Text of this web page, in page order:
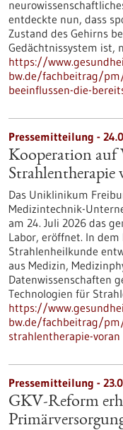
entdeckte nun, dass
Zustand des Gehirns
Gedächtnissystem ist,
https://
bw.de/fachbeitrag/
beeinflussen-die-
Pressemitteilung -
Kooperation auf
Strahlentherapie
Das Uniklinikum
Medizintechnik-
am 24. Juli 2026 das
Labor, eröffnet. In
Strahlenheilkunde
aus Medizin,
Datenwissenschaften
Technologien für
https://
bw.de/fachbeitrag/
strahlentherapie-voran
Pressemitteilung -
GKV-Reform